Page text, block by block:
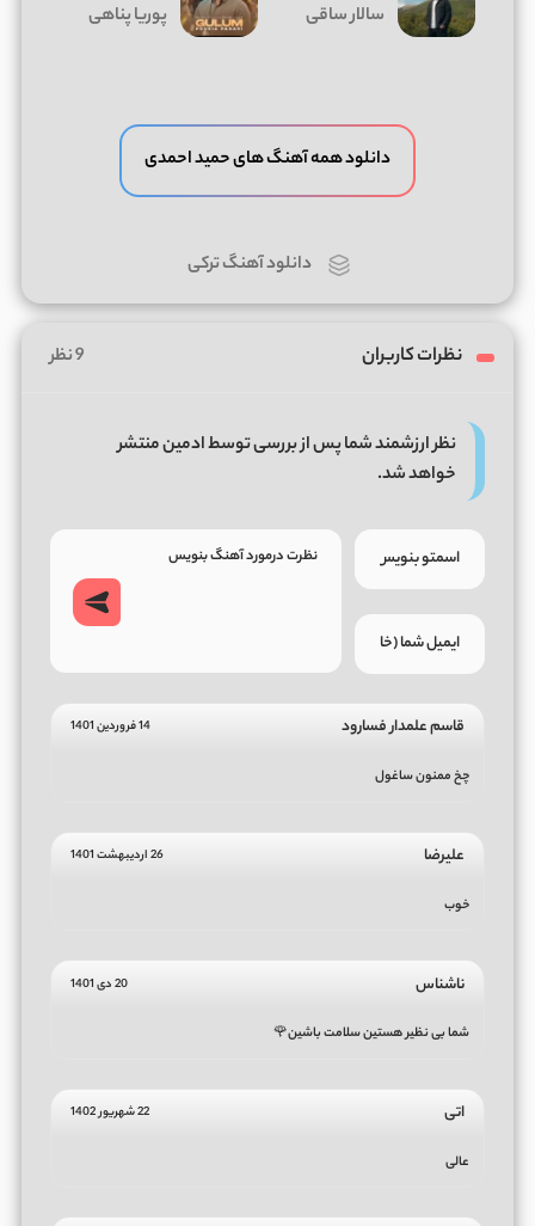
سالار ساقی پوریا پناهی
دانلود همه آهنگ های حمید احمدی
دانلود آهنگ ترکی
نظرات کاربران 9 نظر
نظر ارزشمند شما پس از بررسی توسط ادمین منتشر
خواهد شد.
قاسم علمدار فسارود 14 فروردین 1401
چخ ممنون ساغول
علیرضا 26 اردیبهشت 1401
خوب
ناشناس 20 دی 1401
شما بی نظیر هستین سلامت باشین🌹
اتی 22 شهریور 1402
عالی